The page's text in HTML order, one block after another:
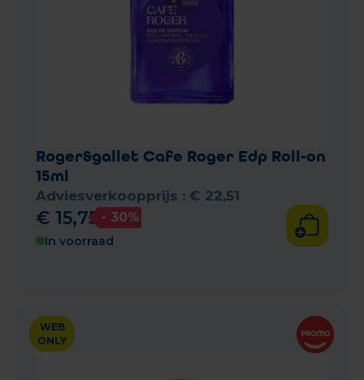
Roger&gallet Cafe Roger Edp Roll-on
15ml
Adviesverkoopprijs : € 22,51
€ 15,75 - 30%
In voorraad
WEB
ONLY